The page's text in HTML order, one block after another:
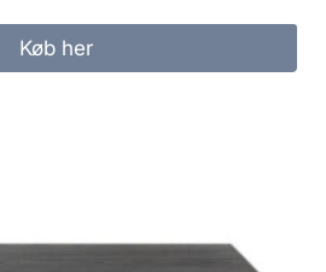
Køb her